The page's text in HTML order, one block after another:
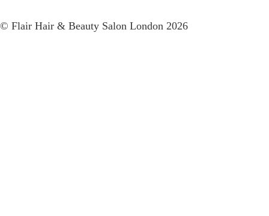
© Flair Hair & Beauty Salon London 2026